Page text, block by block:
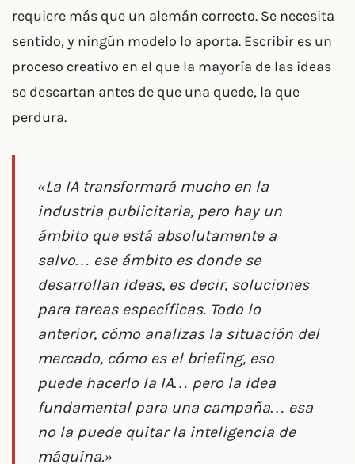
requiere más que un alemán correcto. Se necesita
sentido, y ningún modelo lo aporta. Escribir es un
proceso creativo en el que la mayoría de las ideas
se descartan antes de que una quede, la que
perdura.
«La IA transformará mucho en la
industria publicitaria, pero hay un
ámbito que está absolutamente a
salvo… ese ámbito es donde se
desarrollan ideas, es decir, soluciones
para tareas específicas. Todo lo
anterior, cómo analizas la situación del
mercado, cómo es el briefing, eso
puede hacerlo la IA… pero la idea
fundamental para una campaña… esa
no la puede quitar la inteligencia de
máquina.»